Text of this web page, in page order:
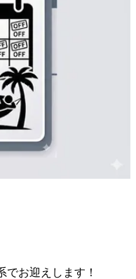
お迎えします！